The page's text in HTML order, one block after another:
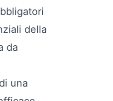
della
da
una